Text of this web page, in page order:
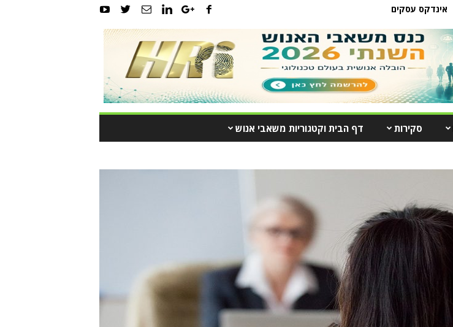
אינדקס עסקים
סקירות דף הבית וקטגוריות משאבי אנוש